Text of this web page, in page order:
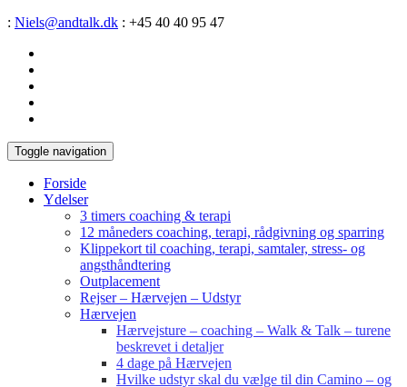
: Niels@andtalk.dk : +45 40 40 95 47
Toggle navigation
Forside
Ydelser
3 timers coaching & terapi
12 måneders coaching, terapi, rådgivning og sparring
Klippekort til coaching, terapi, samtaler, stress- og
angsthåndtering
Outplacement
Rejser – Hærvejen – Udstyr
Hærvejen
Hærvejsture – coaching – Walk & Talk – turene
beskrevet i detaljer
4 dage på Hærvejen
Hvilke udstyr skal du vælge til din Camino – og